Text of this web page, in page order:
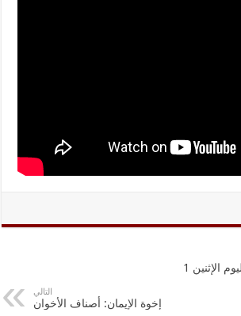
عمليات المقاومة ليوم الإثنين 1
التالي
إخوة الإيمان: أصناف الأخوان